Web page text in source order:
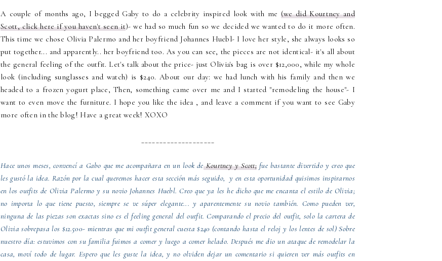
A couple of months ago, I begged Gaby to do a celebrity inspired look with me (we did Kourtney and
Scott, click here if you haven't seen it)- we had so much fun so we decided we wanted to do it more often.
This time we chose Olivia Palermo and her boyfriend Johannes Huebl- I love her style, she always looks so
put together... and apparently.. her boyfriend too. As you can see, the pieces are not identical- it's all about
the general feeling of the outfit. Let's talk about the price- just Olivia's bag is over $12,000, while my whole
look (including sunglasses and watch) is $240. About our day: we had lunch with his family and then we
headed to a frozen yogurt place, Then, something came over me and I started "remodeling the house"- I
want to even move the furniture. I hope you like the idea , and leave a comment if you want to see Gaby
more often in the blog! Have a great week! XOXO
Hace unos meses, convencí a Gabo que me acompañara en un look deKourtney y Scott; fue bastante divertido y creo que
les gustó la idea. Razón por la cual queremos hacer esta sección más seguido, y en esta oportunidad quisimos inspirarnos
en los outfits de Olivia Palermo y su novio Johannes Huebl. Creo que ya les he dicho que me encanta el estilo de Olivia;
no importa lo que tiene puesto, siempre se ve súper elegante... y aparentemente su novio también. Como pueden ver,
ninguna de las piezas son exactas sino es el feeling general del outfit. Comparando el precio del outfit, solo la cartera de
Olivia sobrepasa los $12.500- mientras que mi outfit general cuesta $240 (contando hasta el reloj y los lentes de sol) Sobre
nuestro día: estuvimos con su familia fuimos a comer y luego a comer helado. Después me dio un ataque de remodelar la
casa, moví todo de lugar. Espero que les guste la idea, y no olviden dejar un comentario si quieren ver más outfits en